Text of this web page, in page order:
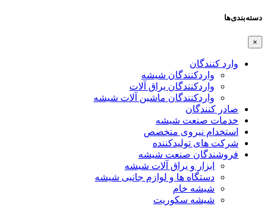
دسته‌بندی‌ها
×
وارد کنندگان
واردکنندگان شیشه
واردکنندگان یراق آلات
واردکنندگان ماشین آلات شیشه
صادر کنندگان
خدمات صنعت شیشه
استخدام نیروی متخصص
شرکت های تولیدکننده
فروشندگان صنعت شیشه
ابزار و یراق آلات شیشه
دستگاه ها و لوازم جانبی شیشه
شیشه خام
شیشه سکوریت